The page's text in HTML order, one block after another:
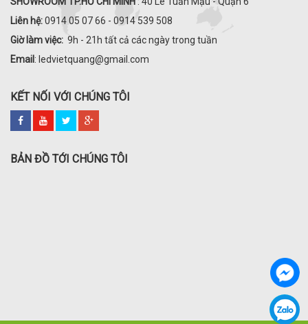
Liên hệ:0914 05 07 66 - 0914 539 508
Giờ làm việc: 9h - 21h tất cả các ngày trong tuần
Email : ledvietquang@gmail.com
KẾT NỐI VỚI CHÚNG TÔI
BẢN ĐỒ TỚI CHÚNG TÔI